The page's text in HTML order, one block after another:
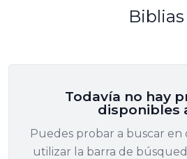
Biblias
Todavía no hay
disponibles
Puedes probar a buscar en
utilizar la barra de